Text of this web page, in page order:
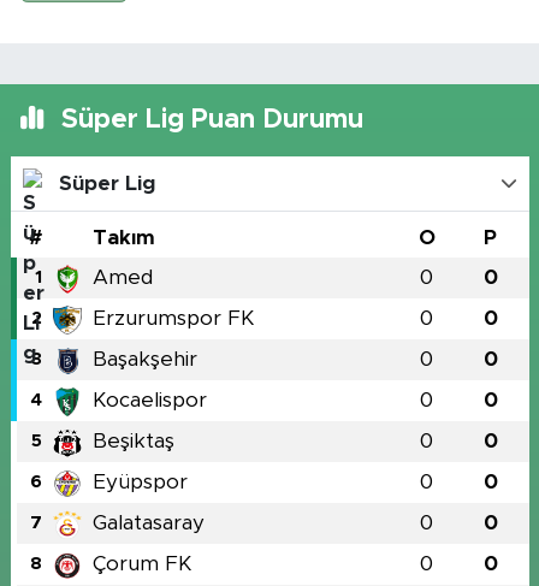
Süper Lig Puan Durumu
Süper Lig
# Takım O P
1 Amed 0 0
2 Erzurumspor FK 0 0
3 Başakşehir 0 0
4 Kocaelispor 0 0
5 Beşiktaş 0 0
6 Eyüpspor 0 0
7 Galatasaray 0 0
8 Çorum FK 0 0